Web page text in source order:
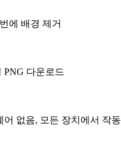
에 배경 제거
다운로드
어 없음, 모든 장치에서 작동